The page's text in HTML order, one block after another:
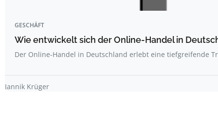
GESCHÄFT
Wie entwickelt sich der Online-Handel in
Der Online-Handel in Deutschland erlebt eine tiefgreifende
Jannik Krüger